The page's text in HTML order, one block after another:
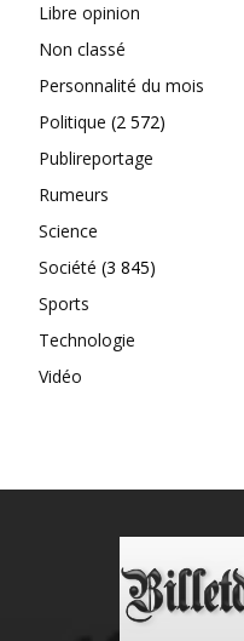
Libre opinion
Non classé
Personnalité du mois
Politique (2 572)
Publireportage
Rumeurs
Science
Société (3 845)
Sports
Technologie
Vidéo